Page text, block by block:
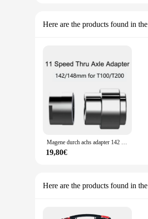
Here are the products found in the
Magene durch achs adapter 142 148/mm für t100 t200 t300 smart trainer geschwindigkeit kassette sram xdr schnell auslöser
19,80€
Here are the products found in the